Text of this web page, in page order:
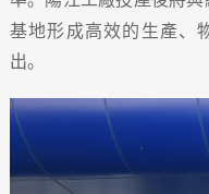
基地形成高效的生產、
出。